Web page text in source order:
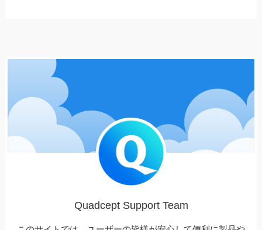
Quadcept Support Team